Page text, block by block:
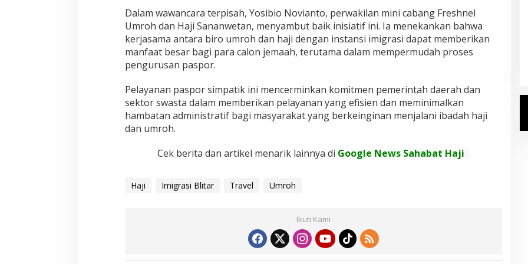
t
k
Dalam wawancara terpisah, Yosibio Novianto, perwakilan mini cabang Freshnel
Umroh dan Haji Sananwetan, menyambut baik inisiatif ini. Ia menekankan bahwa
kerjasama antara biro umroh dan haji dengan instansi imigrasi dapat memberikan
manfaat besar bagi para calon jemaah, terutama dalam mempermudah proses
pengurusan paspor.
Pelayanan paspor simpatik ini mencerminkan komitmen pemerintah daerah dan
sektor swasta dalam memberikan pelayanan yang efisien dan meminimalkan
hambatan administratif bagi masyarakat yang berkeinginan menjalani ibadah haji
dan umroh.
Cek berita dan artikel menarik lainnya di Google News Sahabat Haji
Haji Imigrasi Blitar Travel Umroh
Ikuti Kami
Kemenhaj Umumkan Daftar
Jemaah Haji 2027
Di Haji | Senin, 20 Juli 2026